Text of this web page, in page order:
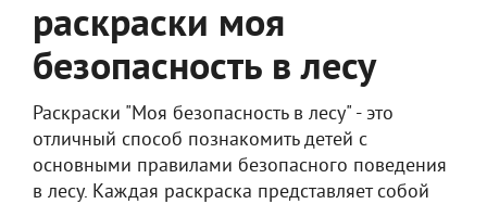
раскраски моя
безопасность в лесу
Раскраски "Моя безопасность в лесу" - это
отличный способ познакомить детей с
основными правилами безопасного поведения
в лесу. Каждая раскраска представляет собой